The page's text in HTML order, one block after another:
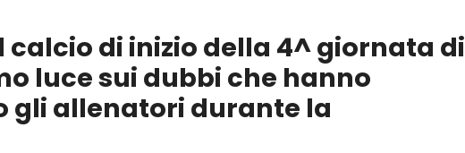
calcio di inizio della 4^ giornata di
luce sui dubbi che hanno
gli allenatori durante la